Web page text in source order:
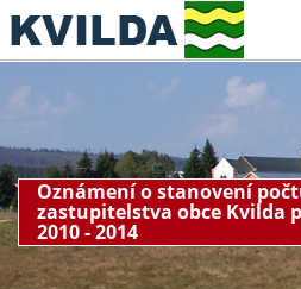
Oznámení o stanovení
zastupitelstva obce Kvilda
2010 - 2014